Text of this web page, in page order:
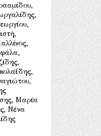
Μαρία
Νένα